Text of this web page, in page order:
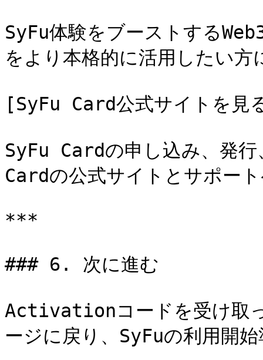
SyFu体験をブーストする
をより本格的に活用したい方
[SyFu Card公式サイト
SyFu Cardの申し込み、発行
Cardの公式サイトとサポー
***
### 6. 次に進む
Activationコードを受け取
ージに戻り、SyFuの利用開